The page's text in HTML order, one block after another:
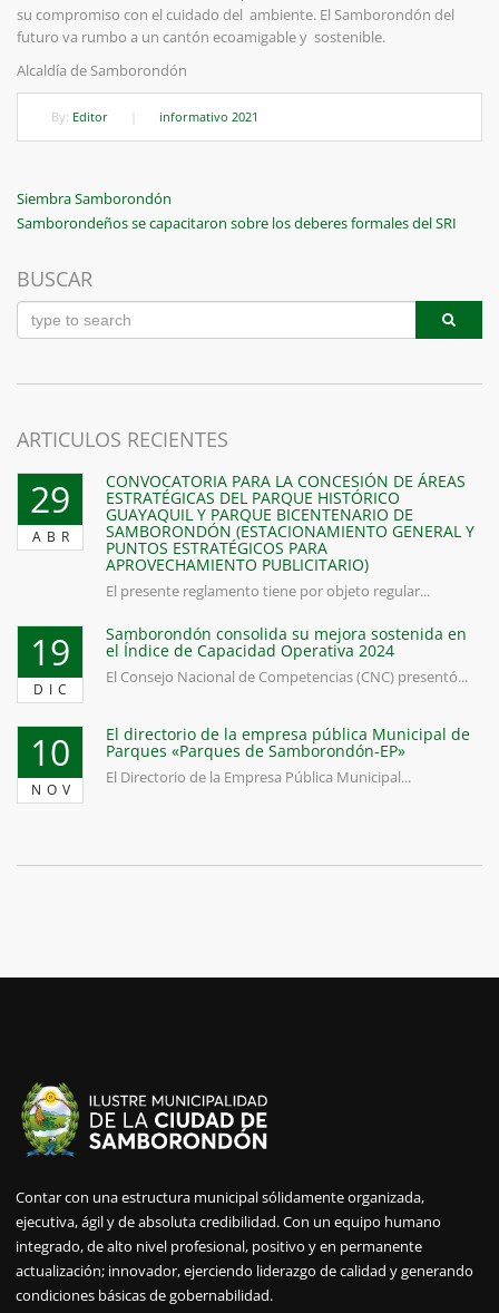
su compromiso con el cuidado del ambiente. El Samborondón del
futuro va rumbo a un cantón ecoamigable y sostenible.
Alcaldía de Samborondón
By: Editor informativo 2021
Navegación
de
entradas
Previous
Post
Siembra Samborondón
Next
Samborondeños se capacitaron sobre los deberes formales del SRI
BUSCAR
ARTICULOS RECIENTES
29
ABR
CONVOCATORIA PARA LA CONCESIÓN DE ÁREAS
ESTRATÉGICAS DEL PARQUE HISTÓRICO
GUAYAQUIL Y PARQUE BICENTENARIO DE
SAMBORONDÓN (ESTACIONAMIENTO GENERAL Y
PUNTOS ESTRATÉGICOS PARA
APROVECHAMIENTO PUBLICITARIO)
El presente reglamento tiene por objeto regular...
19
DIC
Samborondón consolida su mejora sostenida en
el Índice de Capacidad Operativa 2024
El Consejo Nacional de Competencias (CNC) presentó...
10
NOV
El directorio de la empresa pública Municipal de
Parques «Parques de Samborondón-EP»
El Directorio de la Empresa Pública Municipal...
Contar con una estructura municipal sólidamente organizada,
ejecutiva, ágil y de absoluta credibilidad. Con un equipo humano
integrado, de alto nivel profesional, positivo y en permanente
actualización; innovador, ejerciendo liderazgo de calidad y generando
condiciones básicas de gobernabilidad.